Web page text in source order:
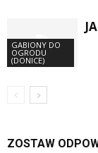
GABIONY DO
OGRODU
(DONICE)
ZOSTAW